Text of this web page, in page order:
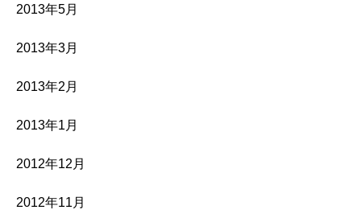
2013年5月
2013年3月
2013年2月
2013年1月
2012年12月
2012年11月